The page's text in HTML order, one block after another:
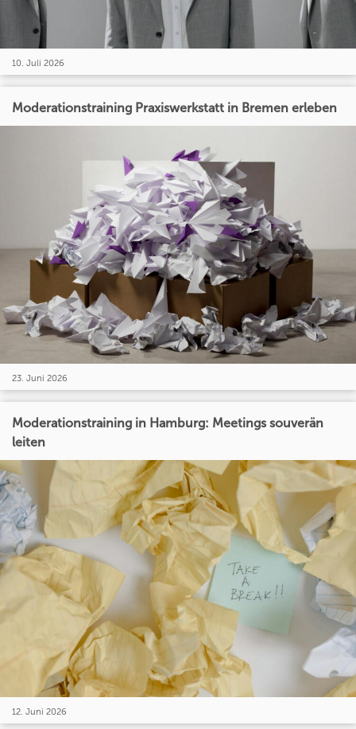
10. Juli 2026
Moderationstraining Praxiswerkstatt in Bremen erleben
23. Juni 2026
Moderationstraining in Hamburg: Meetings souverän
leiten
12. Juni 2026